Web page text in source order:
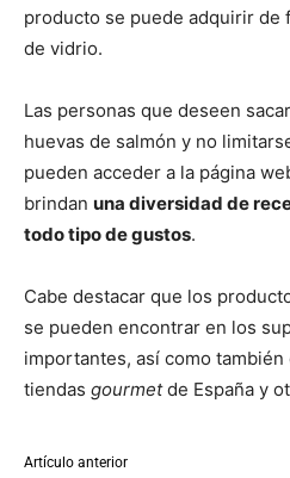
producto se puede adquirir de
de vidrio.
Las personas que deseen
huevas de salmón y no
pueden acceder a la página
brindan una diversidad de
todo tipo de gustos.
Cabe destacar que los
se pueden encontrar en los
importantes, así como
tiendas gourmetde España y
Artículo anterior